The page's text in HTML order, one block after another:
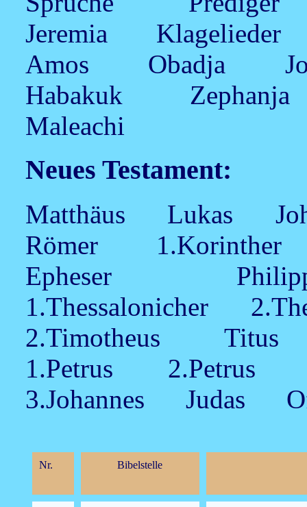
Jeremia
Amos Obadja
Habakuk
Maleachi
Neues Testament:
Matthäus Lukas
Römer
Epheser
1.Thessalonicher
2.Timotheus
1.Petrus 2.Petrus
3.Johannes Judas
Nr. Bibelstelle